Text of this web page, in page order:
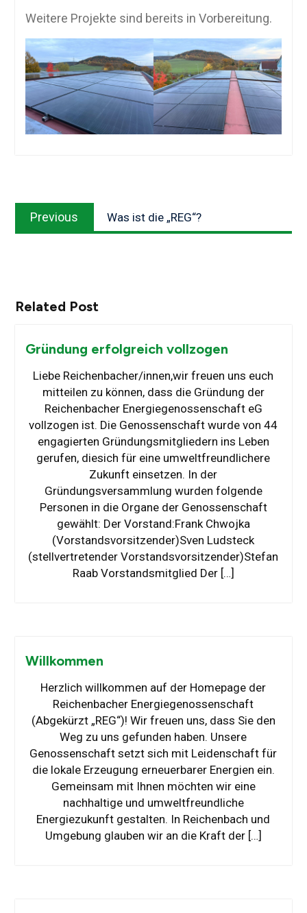
Weitere Projekte sind bereits in Vorbereitung.
Previous
post:
Was ist die „REG“?
Related Post
Gründung erfolgreich vollzogen
Liebe Reichenbacher/innen,wir freuen uns euch
mitteilen zu können, dass die Gründung der
Reichenbacher Energiegenossenschaft eG
vollzogen ist. Die Genossenschaft wurde von 44
engagierten Gründungsmitgliedern ins Leben
gerufen, diesich für eine umweltfreundlichere
Zukunft einsetzen. In der
Gründungsversammlung wurden folgende
Personen in die Organe der Genossenschaft
gewählt: Der Vorstand:Frank Chwojka
(Vorstandsvorsitzender)Sven Ludsteck
(stellvertretender Vorstandsvorsitzender)Stefan
Raab Vorstandsmitglied Der […]
Willkommen
Herzlich willkommen auf der Homepage der
Reichenbacher Energiegenossenschaft
(Abgekürzt „REG“)! Wir freuen uns, dass Sie den
Weg zu uns gefunden haben. Unsere
Genossenschaft setzt sich mit Leidenschaft für
die lokale Erzeugung erneuerbarer Energien ein.
Gemeinsam mit Ihnen möchten wir eine
nachhaltige und umweltfreundliche
Energiezukunft gestalten. In Reichenbach und
Umgebung glauben wir an die Kraft der […]